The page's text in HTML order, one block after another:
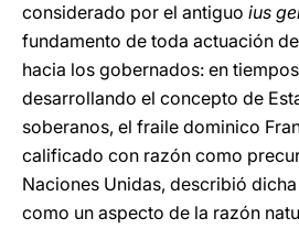
considerado por el antiguo ius
fundamento de toda actuación
hacia los gobernados: en
desarrollando el concepto de
soberanos, el fraile dominico
calificado con razón como
Naciones Unidas, describió
como un aspecto de la razón